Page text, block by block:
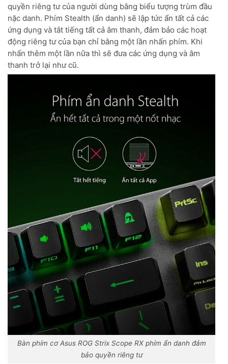
quyền riêng tư của người dùng bằng biểu tượng trùm đầu
nặc danh. Phím Stealth (ẩn danh) sẽ lập tức ẩn tất cả các
ứng dụng và tắt tiếng tất cả âm thanh, đảm bảo các hoạt
động riêng tư của bạn chỉ bằng một lần nhấn phím. Khi
nhấn thêm một lần nữa thì sẽ đưa các ứng dụng và âm
thanh trở lại như cũ.
Bàn phím cơ Asus ROG Strix Scope RX phím ẩn danh đảm
bảo quyền riêng tư